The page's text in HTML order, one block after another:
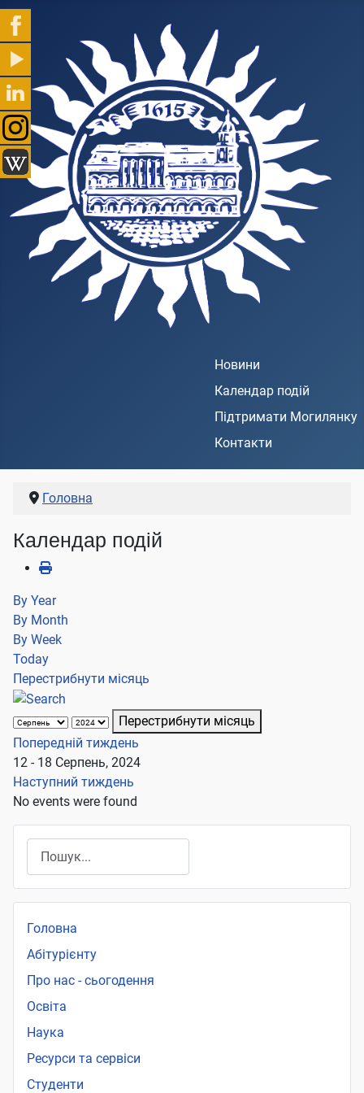
Новини
Календар подій
Підтримати Могилянку
Контакти
Головна
Календар подій
By Year
By Month
By Week
Today
Перестрибнути місяць
Перестрибнути місяць
Попередній тиждень
12 - 18 Серпень, 2024
Наступний тиждень
No events were found
Головна
Абітурієнту
Про нас - сьогодення
Освіта
Наука
Ресурси та сервіси
Студенти